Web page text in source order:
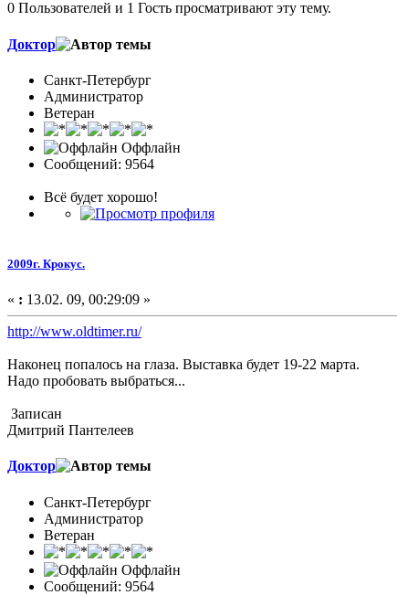
0 Пользователей и 1 Гость просматривают эту тему.
Доктор
Санкт-Петербург
Администратор
Ветеран
Оффлайн
Сообщений: 9564
Всё будет хорошо!
2009г. Крокус.
« : 13.02. 09, 00:29:09 »
http://www.oldtimer.ru/
Наконец попалось на глаза. Выставка будет 19-22 марта.
Надо пробовать выбраться...
Записан
Дмитрий Пантелеев
Доктор
Санкт-Петербург
Администратор
Ветеран
Оффлайн
Сообщений: 9564